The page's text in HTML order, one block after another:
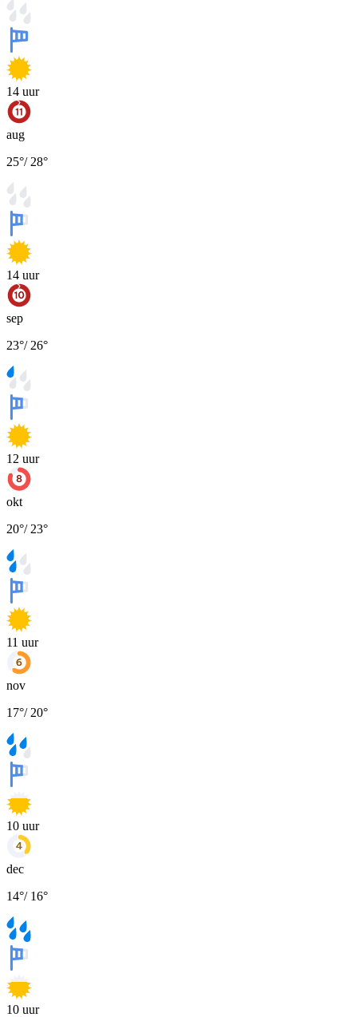
14 uur
aug
25°/ 28°
14 uur
sep
23°/ 26°
12 uur
okt
20°/ 23°
11 uur
nov
17°/ 20°
10 uur
dec
14°/ 16°
10 uur